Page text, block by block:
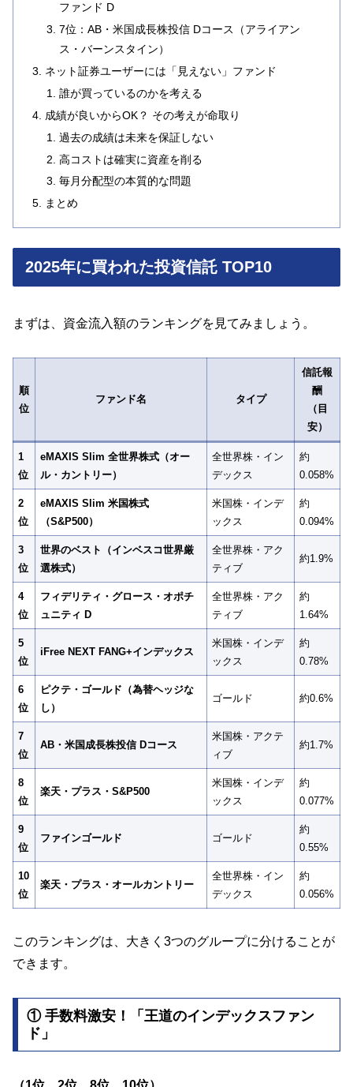
ファンド D
7位：AB・米国成長株投信 Dコース（アライアン
ス・バーンスタイン）
ネット証券ユーザーには「見えない」ファンド
誰が買っているのかを考える
成績が良いからOK？ その考えが命取り
過去の成績は未来を保証しない
高コストは確実に資産を削る
毎月分配型の本質的な問題
まとめ
2025年に買われた投資信託 TOP10
まずは、資金流入額のランキングを見てみましょう。
順
位
ファンド名 タイプ
信託報
酬
（目
安）
1
位
eMAXIS Slim 全世界株式（オー
ル・カントリー）
全世界株・イン
デックス
約
0.058%
2
位
eMAXIS Slim 米国株式
（S&P500）
米国株・インデ
ックス
約
0.094%
3
位
世界のベスト（インベスコ世界厳
選株式）
全世界株・アク
ティブ
約1.9%
4
位
フィデリティ・グロース・オポチ
ュニティ D
全世界株・アク
ティブ
約
1.64%
5
位
iFree NEXT FANG+インデックス
米国株・インデ
ックス
約
0.78%
6
位
ピクテ・ゴールド（為替ヘッジな
し）
ゴールド 約0.6%
7
位
AB・米国成長株投信 Dコース
米国株・アクテ
ィブ
約1.7%
8
位
楽天・プラス・S&P500
米国株・インデ
ックス
約
0.077%
9
位
ファインゴールド ゴールド
約
0.55%
10
位
楽天・プラス・オールカントリー
全世界株・イン
デックス
約
0.056%
このランキングは、大きく3つのグループに分けることが
できます。
① 手数料激安！「王道のインデックスファン
ド」